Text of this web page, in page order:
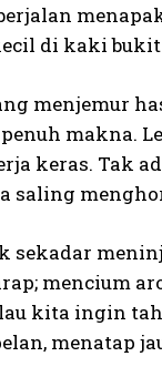
di kaki
menjemur
makna.
keras. Tak
saling
sekadar
mencium
kita ingin
menatap